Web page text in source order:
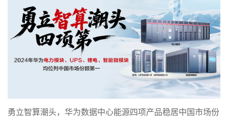
勇立智算潮头，华为数据中心能源四项产品稳居中国市场份